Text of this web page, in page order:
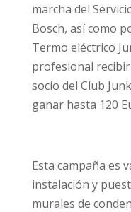
marcha del
Bosch, así como
Termo eléctrico
profesional
socio del Club
ganar hasta 120
Esta campaña es
instalación y
murales de